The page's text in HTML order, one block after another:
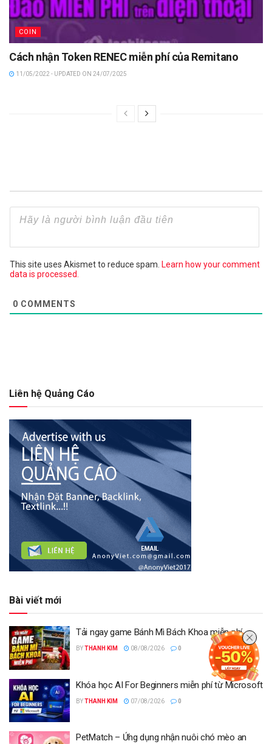
COIN
Cách nhận Token RENEC miễn phí của Remitano
11/05/2022 - UPDATED ON 24/07/2025
This site uses Akismet to reduce spam. Learn how your comment
data is processed.
0 COMMENTS
Liên hệ Quảng Cáo
Bài viết mới
Tải ngay game Bánh Mì Bách Khoa miễn phí
BYTHANH KIM 08/08/2026 0
Khóa học AI For Beginners miễn phí từ Microsoft
BYTHANH KIM 07/08/2026 0
PetMatch – Ứng dụng nhận nuôi chó mèo an